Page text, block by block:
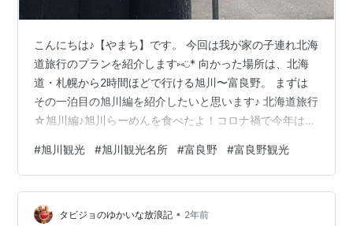
こんにちは♪【やまち】です。 今回は我が家の子連れ北海
道旅行のプランを紹介します⑅◡̈* 向かった場所は、北海
道・札幌から2時間ほどで行ける旭川〜富良野。 まずは
その一泊目の旭川編を紹介したいと思います♪ 北海道旅行
☆旭川編♪旭川らーめんを食べたよ！コロナ禍で今年はま
道民割（北海道民が北海道を旅行すると割引があるとい
うもの）やGOTOキャンペーンにのせられて、せめて道
内で旅行くらいはと一泊二日の旅に出てきました(❃
´◡`❃) マスク必須、アルコール除菌持ち歩き、至るとこ
#旭川観光 #旭川観光名所 #富良野 #富良野観光
タビジョのゆかいな放浪記 • 2年前